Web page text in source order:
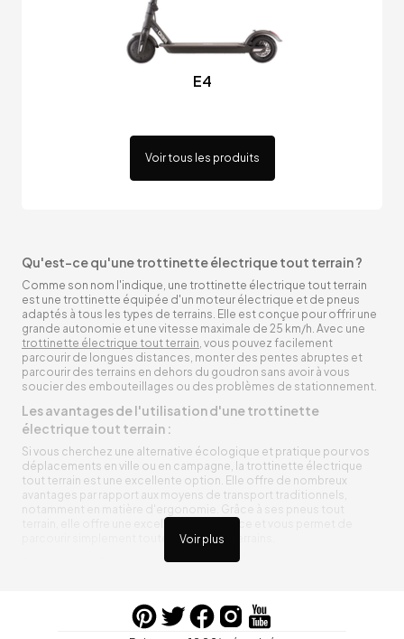
E4
Voir tous les produits
Voir plus
Qu'est-ce qu'une trottinette électrique tout terrain ?
Comme son nom l'indique, une trottinette électrique tout terrain
est une trottinette équipée d'un moteur électrique et de pneus
adaptés à tous les types de terrains. Elle est conçue pour offrir une
grande autonomie et une vitesse maximale de 25 km/h. Avec une
trottinette électrique tout terrain, vous pouvez facilement
parcourir de longues distances, monter des pentes abruptes et
parcourir des terrains en dehors du goudron sans avoir à vous
soucier des embouteillages ou des problèmes de stationnement.
Les avantages de l'utilisation d'une trottinette
électrique tout terrain :
Si vous cherchez une alternative écologique et pratique pour vos
déplacements en ville ou en campagne, la trottinette électrique
tout terrain est une excellente option. Elle offre de nombreux
avantages par rapport aux moyens de transport traditionnels,
notamment en matière d'ergonomie. Grâce à ses pneus tout
terrain, elle offre une excellente adhérence et vous permet de
parcourir simplement toutes sortes de terrains.
Trottinette électrique tout terrain ergonomique
entre vos trajets, vous n’aurez pas à vous soucier de l’état de sa
batterie. De plus, elle est équipée de pneus résistants qui peuvent